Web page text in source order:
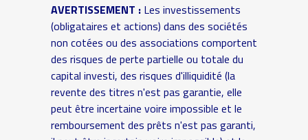
AVERTISSEMENT :Les investissements
(obligataires et actions) dans des sociétés
non cotées ou des associations comportent
des risques de perte partielle ou totale du
capital investi, des risques d'illiquidité (la
revente des titres n'est pas garantie, elle
peut être incertaine voire impossible et le
remboursement des prêts n'est pas garanti,